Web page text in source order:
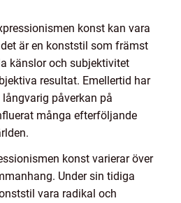
konst kan vara
är en konststil som främst
känslor och subjektivitet
resultat. Emellertid har
påverkan på
många efterföljande
konst varierar över
Under sin tidiga
vara radikal och